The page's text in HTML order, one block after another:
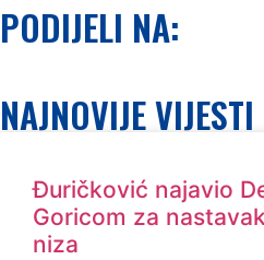
PODIJELI NA:
NAJNOVIJE VIJESTI
Đuričković najavio
Goricom za
niza